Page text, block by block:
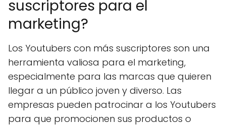
suscriptores para el
marketing?
Los Youtubers con más suscriptores son una
herramienta valiosa para el marketing,
especialmente para las marcas que quieren
llegar a un público joven y diverso. Las
empresas pueden patrocinar a los Youtubers
para que promocionen sus productos o